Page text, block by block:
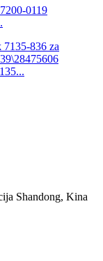
Shandong, Kina